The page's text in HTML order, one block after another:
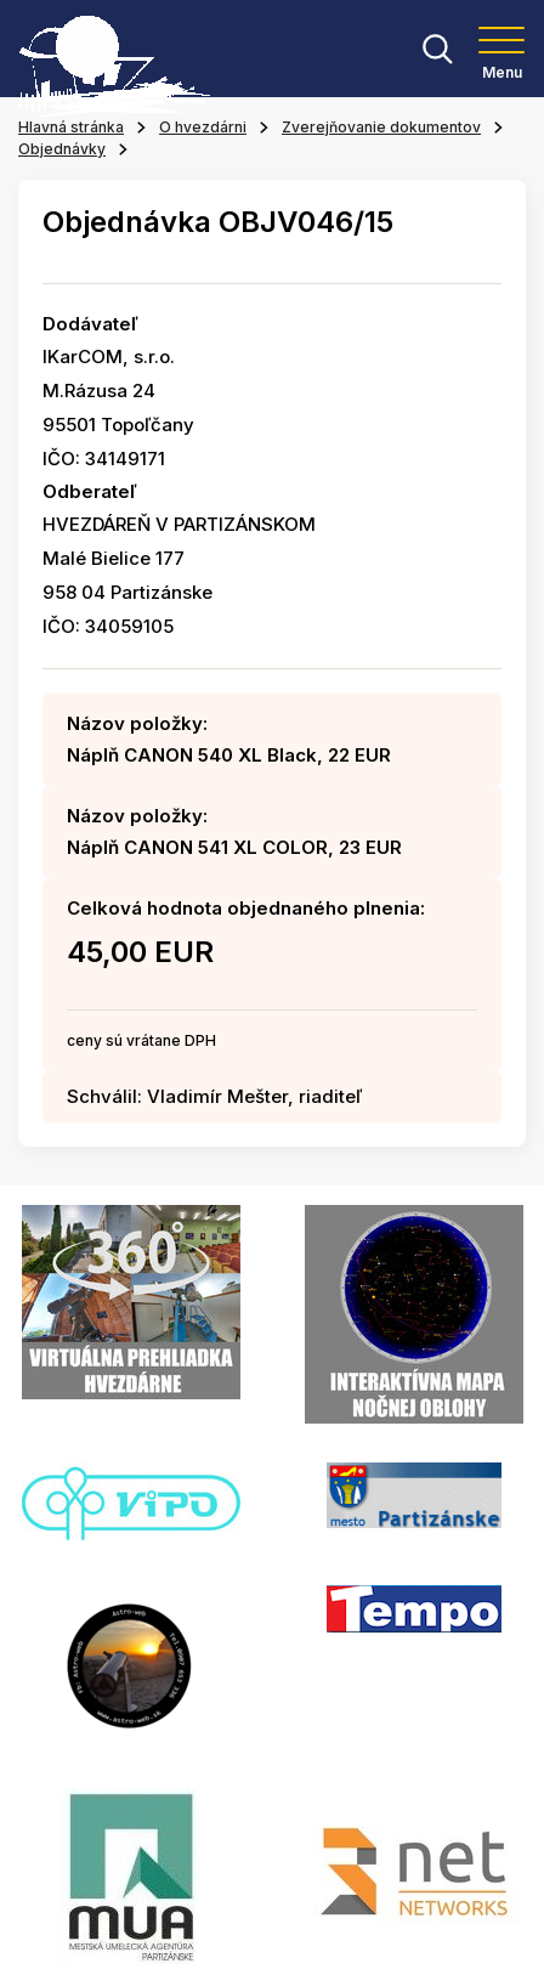
Menu
Hlavná stránka O hvezdárni
Zverejňovanie dokumentov
Objednávky
Objednávka OBJV046/15
Dodávateľ
IKarCOM, s.r.o.
M.Rázusa 24
95501 Topoľčany
IČO: 34149171
Odberateľ
HVEZDÁREŇ V PARTIZÁNSKOM
Malé Bielice 177
958 04 Partizánske
IČO: 34059105
Názov položky:
Náplň CANON 540 XL Black, 22 EUR
Názov položky:
Náplň CANON 541 XL COLOR, 23 EUR
Celková hodnota objednaného plnenia:
45,00 EUR
ceny sú vrátane DPH
Schválil: Vladimír Mešter, riaditeľ